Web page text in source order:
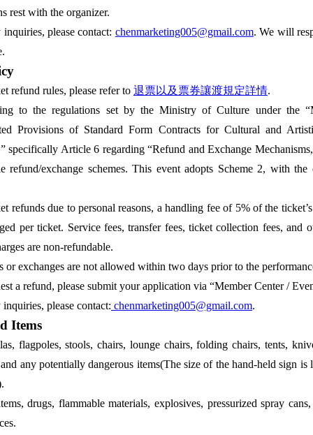
rest with the organizer.
inquiries, please contact: chenmarketing005@gmail.com. We will
refund rules, please refer to 退票以及票券讓渡規定詳情.
to the regulations set by the Ministry of Culture under the
Provisions of Standard Form Contracts for Cultural and
specifically Article 6 regarding “Refund and Exchange
refund/exchange schemes. This event adopts Scheme 2, with the
refunds due to personal reasons, a handling fee of 5% of the
per ticket. Service fees, transfer fees, ticket collection fees, and
are non-refundable.
or exchanges are not allowed within two days prior to the
a refund, please submit your application via “Member Center /
please contact: chenmarketing005@gmail.com.
Items
flagpoles, stools, chairs, lounge chairs, folding chairs, tents,
any potentially dangerous items(The size of the hand-held sign
drugs, flammable materials, explosives, pressurized spray